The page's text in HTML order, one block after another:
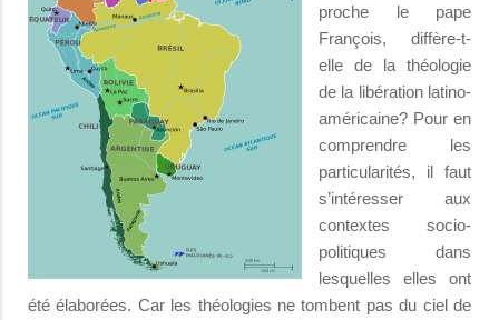
proche le pape
François, diffère-t-
elle de la théologie
de la libération latino-
américaine? Pour en
comprendre les
particularités, il faut
s’intéresser aux
contextes socio-
politiques dans
lesquelles elles ont
été élaborées. Car les théologies ne tombent pas du ciel de